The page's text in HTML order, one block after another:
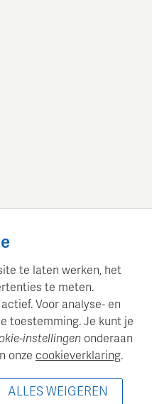
een gestructureerde
mediaplanning en analyse.
B.V. - Alle rechten
te laten werken, het
te meten.
Voor analyse- en
toestemming. Je kunt je
instellingen onderaan
onze cookieverklaring.
ALLES WEIGEREN